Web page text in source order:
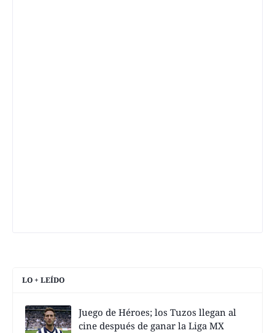
LO + LEÍDO
Juego de Héroes; los Tuzos llegan al
cine después de ganar la Liga MX